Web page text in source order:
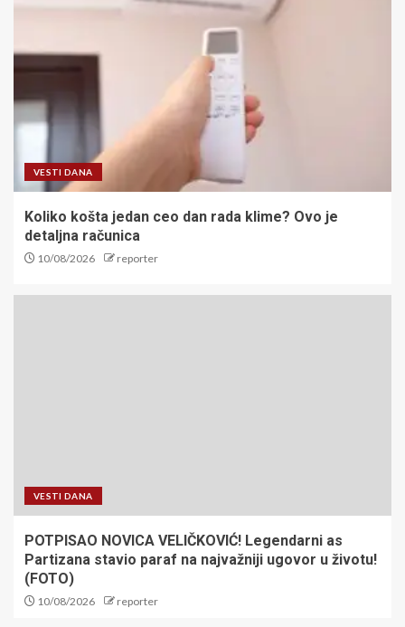
VESTI DANA
Koliko košta jedan ceo dan rada klime? Ovo je
detaljna računica
10/08/2026 reporter
VESTI DANA
POTPISAO NOVICA VELIČKOVIĆ! Legendarni as
Partizana stavio paraf na najvažniji ugovor u životu!
(FOTO)
10/08/2026 reporter